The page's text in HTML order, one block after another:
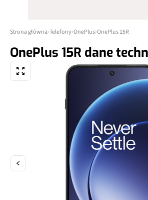
Strona główna Telefony OnePlus OnePlus 15R
OnePlus 15R dane